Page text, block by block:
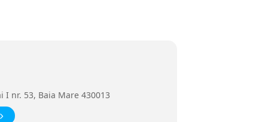
nr. 53, Baia Mare 430013